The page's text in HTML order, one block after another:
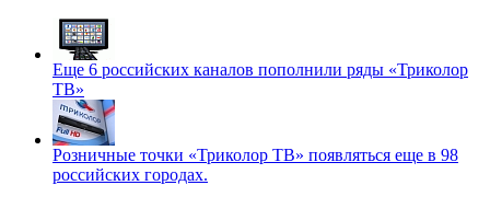
Еще 6 российских каналов пополнили ряды «Триколор
ТВ»
Розничные точки «Триколор ТВ» появляться еще в 98
российских городах.